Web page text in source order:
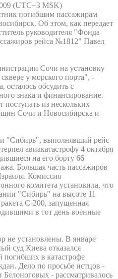
(UTC+3 MSK)
погибшим пассажирам
Об этом, как передает
руководителя "Фонда
рейса №1812" Павел
Сочи на установку
у морского порта", -
осталось обсудить с
знака и финансирование.
поступать из нескольких
Сочи и Новосибирска и
"Сибирь", выполнявший рейс
авиакатастрофу 4 октября
на его борту 66
Большая часть пассажиров
Комиссия
комитета установила, что
"Сибирь" на высоте 11
С-200, запущенная
в тот день военные
не установлены. В январе
суд Киева отказался
погибших в катастрофе
Дело по просьбе истцов -
- рассматривалось